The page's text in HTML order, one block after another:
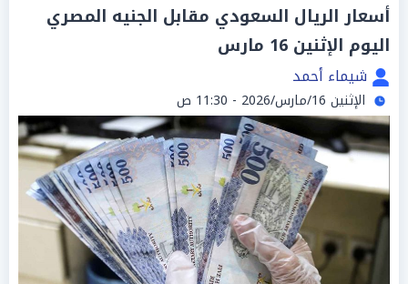
أسعار الريال السعودي مقابل الجنيه المصري
اليوم الإثنين 16 مارس
شيماء أحمد
الإثنين 16/مارس/2026 - 11:30 ص